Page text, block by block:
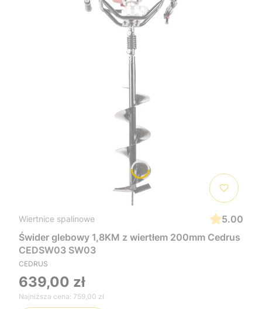
Wiertnice spalinowe
5.00
Świder glebowy 1,8KM z wiertłem 200mm Cedrus
CEDSW03 SW03
CEDRUS
639,00 zł
Najniższa cena: 759,00 zł